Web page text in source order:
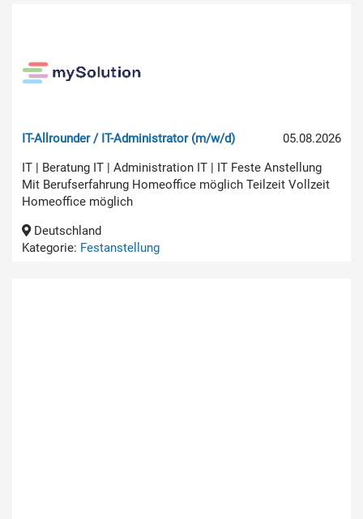
05.08.2026
IT-Allrounder / IT-Administrator (m/w/d)
IT | Beratung IT | Administration IT | IT Feste Anstellung
Mit Berufserfahrung Homeoffice möglich Teilzeit Vollzeit
Homeoffice möglich
Deutschland
Kategorie: Festanstellung